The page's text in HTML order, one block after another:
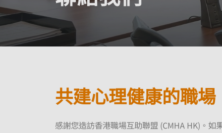
共建心理健康的職場
感謝您造訪香港職場互助聯盟 (CMHA HK)。如